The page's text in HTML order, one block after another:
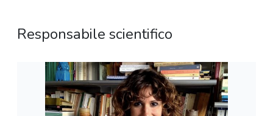
Responsabile scientifico